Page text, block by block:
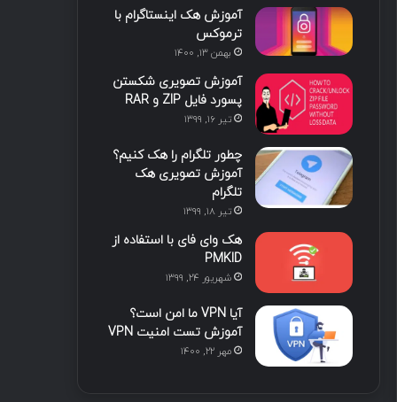
ی
ن
ب
ا
گ
ر
م
م
آموزش هک اینستاگرام با
ترموکس
بهمن ۱۳, ۱۴۰۰
آموزش تصویری شکستن
پسورد فایل ZIP و RAR
تیر ۱۶, ۱۳۹۹
چطور تلگرام را هک کنیم؟
آموزش تصویری هک
تلگرام
تیر ۱۸, ۱۳۹۹
هک وای فای با استفاده از
PMKID
شهریور ۲۴, ۱۳۹۹
آیا VPN ما امن است؟
آموزش تست امنیت VPN
مهر ۲۲, ۱۴۰۰